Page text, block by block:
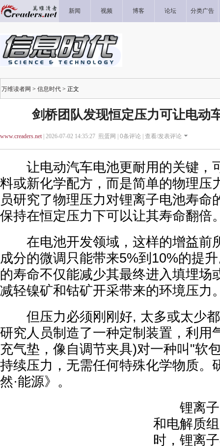
新闻 视频 博客 论坛 分类广告
万维读者网 > 信息时代 > 正文
剑桥团队发现恒定压力可让电动
www.creaders.net| 2026-07-02 14:35:27 煎蛋网 | 0条评论 | 查看/发表评论
让电动汽车电池更耐用的关键，
料或新化学配方，而是简单的物理压
员研究了物理压力对锂离子电池寿命
保持在恒定压力下可以让其寿命翻倍
在电池开发领域，这样的增益前
成分的微调只能带来5%到10%的提
的寿命不仅能减少其最终进入填埋场
减轻镍矿和钴矿开采带来的环境压力
但压力必须刚刚好, 太多或太少都
研究人员制造了一种定制装置，利用
充气垫，像自调节夹具)对一种叫"软
持续压力，无需任何特殊化学物质。
然·能源》。
锂离子
和电解质
时，锂离